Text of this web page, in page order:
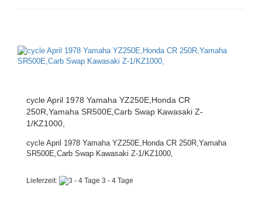
cycle April 1978 Yamaha YZ250E,Honda CR
250R,Yamaha SR500E,Carb Swap Kawasaki Z-
1/KZ1000,
cycle April 1978 Yamaha YZ250E,Honda CR 250R,Yamaha
SR500E,Carb Swap Kawasaki Z-1/KZ1000,
Lieferzeit: 3 - 4 Tage